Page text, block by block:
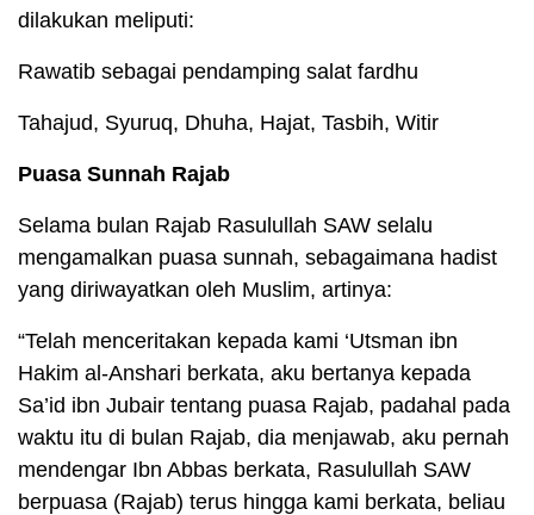
dilakukan meliputi:
Rawatib sebagai pendamping salat fardhu
Tahajud, Syuruq, Dhuha, Hajat, Tasbih, Witir
Puasa Sunnah Rajab
Selama bulan Rajab Rasulullah SAW selalu
mengamalkan puasa sunnah, sebagaimana hadist
yang diriwayatkan oleh Muslim, artinya:
“Telah menceritakan kepada kami ‘Utsman ibn
Hakim al-Anshari berkata, aku bertanya kepada
Sa’id ibn Jubair tentang puasa Rajab, padahal pada
waktu itu di bulan Rajab, dia menjawab, aku pernah
mendengar Ibn Abbas berkata, Rasulullah SAW
berpuasa (Rajab) terus hingga kami berkata, beliau